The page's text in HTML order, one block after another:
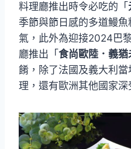
料理廳推出時令必吃的「
季節與節日感的多道鰻
氣，此外為迎接2024巴
廳推出「 食尚歐陸．義猶
餚，除了法國及義大利
理，還有歐洲其他國家深